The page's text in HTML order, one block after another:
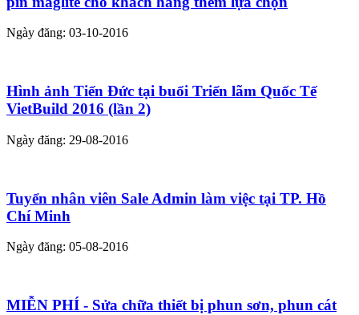
Ngày đăng: 03-10-2016
Hình ảnh Tiến Đức tại buổi Triển lãm Quốc Tế
VietBuild 2016 (lần 2)
Ngày đăng: 29-08-2016
Tuyển nhân viên Sale Admin làm việc tại TP. Hồ
Chí Minh
Ngày đăng: 05-08-2016
MIỄN PHÍ - Sửa chữa thiết bị phun sơn, phun cát